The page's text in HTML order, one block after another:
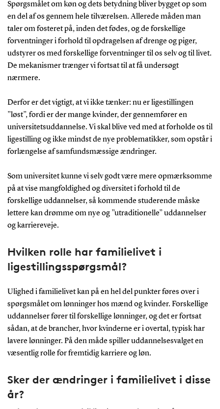
Spørgsmålet om køn og dets betydning bliver bygget op som
en del af os gennem hele tilværelsen. Allerede måden man
taler om fosteret på, inden det fødes, og de forskellige
forventninger i forhold til opdragelsen af drenge og piger,
udstyrer os med forskellige forventninger til os selv og til livet.
De mekanismer trænger vi fortsat til at få undersøgt
nærmere.
Derfor er det vigtigt, at vi ikke tænker: nu er ligestillingen
”løst”, fordi er der mange kvinder, der gennemfører en
universitetsuddannelse. Vi skal blive ved med at forholde os til
ligestilling og ikke mindst de nye problematikker, som opstår i
forlængelse af samfundsmæssige ændringer.
Som universitet kunne vi selv godt være mere opmærksomme
på at vise mangfoldighed og diversitet i forhold til de
forskellige uddannelser, så kommende studerende måske
lettere kan drømme om nye og ”utraditionelle” uddannelser
og karriereveje.
Hvilken rolle har familielivet i
ligestillingsspørgsmål?
Ulighed i familielivet kan på en hel del punkter føres over i
spørgsmålet om lønninger hos mænd og kvinder. Forskellige
uddannelser fører til forskellige lønninger, og det er fortsat
sådan, at de brancher, hvor kvinderne er i overtal, typisk har
lavere lønninger. På den måde spiller uddannelsesvalget en
væsentlig rolle for fremtidig karriere og løn.
Sker der ændringer i familielivet i disse
år?